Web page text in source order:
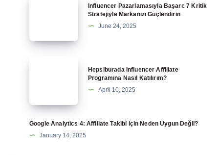
Kritik
Influencer Pazarlamasıyla Başarı: 7 Kritik
Stratejiyle Markanızı Güçlendirin
June 24, 2025
Nasıl
Katılırım?
Hepsiburada Influencer Affiliate
Programına Nasıl Katılırım?
April 10, 2025
Google Analytics 4: Affiliate Takibi için Neden Uygun Değil?
January 14, 2025